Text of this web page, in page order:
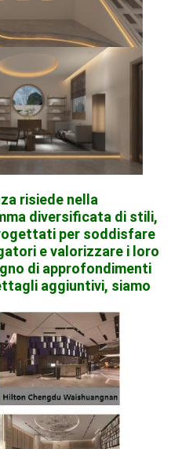
risiede nella
diversificata di stili,
per soddisfare
e valorizzare i loro
di approfondimenti
aggiuntivi, siamo